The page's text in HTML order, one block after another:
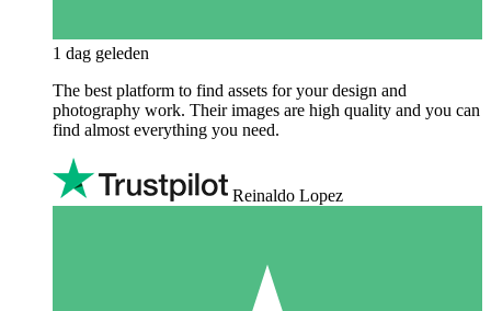
1 dag geleden
The best platform to find assets for your design and
photography work. Their images are high quality and you can
find almost everything you need.
Reinaldo Lopez